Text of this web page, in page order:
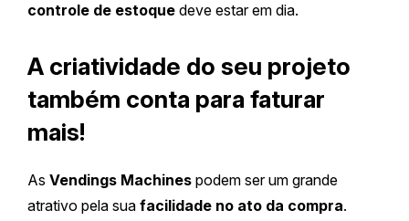
controle de estoque deve estar em dia.
A criatividade do seu projeto
também conta para faturar
mais!
As Vendings Machines podem ser um grande
atrativo pela sua facilidade no ato da compra.